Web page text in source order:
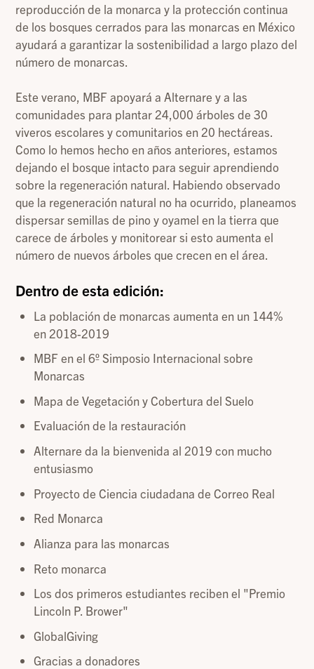
reproducción de la monarca y la protección continua
de los bosques cerrados para las monarcas en México
ayudará a garantizar la sostenibilidad a largo plazo del
número de monarcas.
Este verano, MBF apoyará a Alternare y a las
comunidades para plantar 24,000 árboles de 30
viveros escolares y comunitarios en 20 hectáreas.
Como lo hemos hecho en años anteriores, estamos
dejando el bosque intacto para seguir aprendiendo
sobre la regeneración natural. Habiendo observado
que la regeneración natural no ha ocurrido, planeamos
dispersar semillas de pino y oyamel en la tierra que
carece de árboles y monitorear si esto aumenta el
número de nuevos árboles que crecen en el área.
Dentro de esta edición:
La población de monarcas aumenta en un 144%
en 2018-2019
MBF en el 6º Simposio Internacional sobre
Monarcas
Mapa de Vegetación y Cobertura del Suelo
Evaluación de la restauración
Alternare da la bienvenida al 2019 con mucho
entusiasmo
Proyecto de Ciencia ciudadana de Correo Real
Red Monarca
Alianza para las monarcas
Reto monarca
Los dos primeros estudiantes reciben el "Premio
Lincoln P. Brower"
GlobalGiving
Gracias a donadores